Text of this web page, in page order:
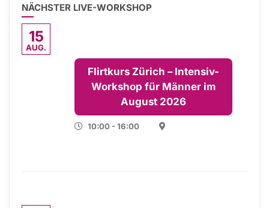
NÄCHSTER LIVE-WORKSHOP
15
AUG.
Flirtkurs Zürich – Intensiv-
Workshop für Männer im
August 2026
10:00 - 16:00